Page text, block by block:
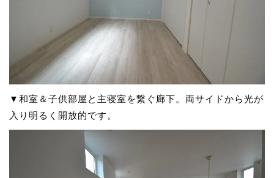
▼和室＆子供部屋と主寝室を繋ぐ廊下。両サイドから光が
入り明るく開放的です。